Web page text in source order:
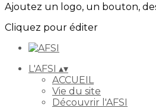
Ajoutez un logo, un bouton,
Cliquez pour éditer
L'AFSI ▴▾
ACCUEIL
Vie du site
Découvrir l'AFSI